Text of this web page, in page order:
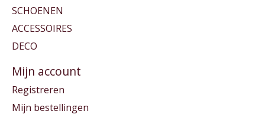
SCHOENEN
ACCESSOIRES
DECO
Mijn account
Registreren
Mijn bestellingen